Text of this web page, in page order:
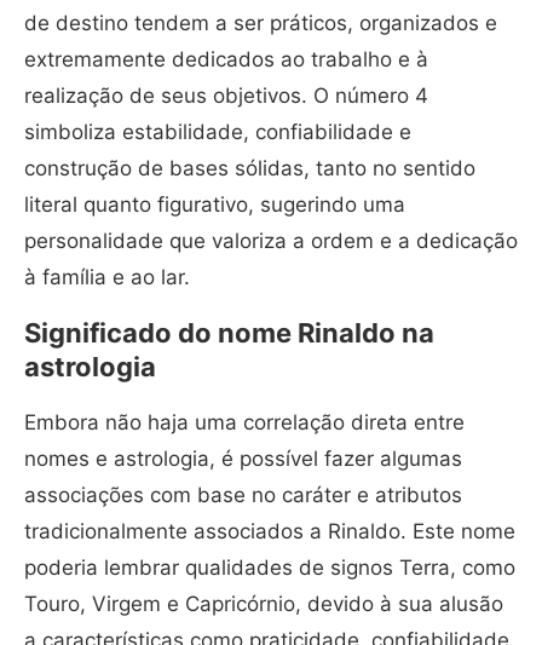
de destino tendem a ser práticos, organizados e
extremamente dedicados ao trabalho e à
realização de seus objetivos. O número 4
simboliza estabilidade, confiabilidade e
construção de bases sólidas, tanto no sentido
literal quanto figurativo, sugerindo uma
personalidade que valoriza a ordem e a dedicação
à família e ao lar.
Significado do nome Rinaldo na
astrologia
Embora não haja uma correlação direta entre
nomes e astrologia, é possível fazer algumas
associações com base no caráter e atributos
tradicionalmente associados a Rinaldo. Este nome
poderia lembrar qualidades de signos Terra, como
Touro, Virgem e Capricórnio, devido à sua alusão
a características como praticidade, confiabilidade